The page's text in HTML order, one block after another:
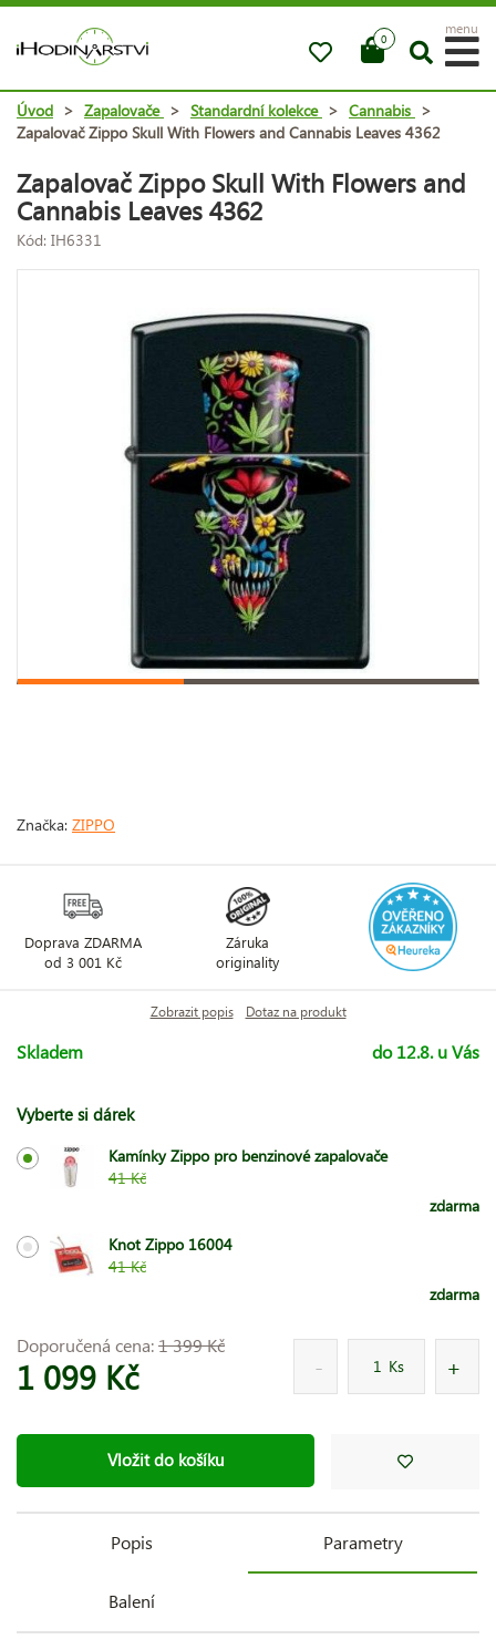
0
menu
Úvod > Zapalovače > Standardní kolekce > Cannabis >
Zapalovač Zippo Skull With Flowers and Cannabis Leaves 4362
Zapalovač Zippo Skull With Flowers and
Cannabis Leaves 4362
Kód: IH6331
Značka: ZIPPO
Doprava ZDARMA
od 3 001 Kč
Záruka
originality
Zobrazit popis Dotaz na produkt
Skladem do 12.8. u Vás
Vyberte si dárek
Kamínky Zippo pro benzinové zapalovače
41 Kč
zdarma
Knot Zippo 16004
41 Kč
zdarma
Doporučená cena:1 399 Kč
1 099 Kč Ks
Vložit do košíku
Popis Parametry
Balení